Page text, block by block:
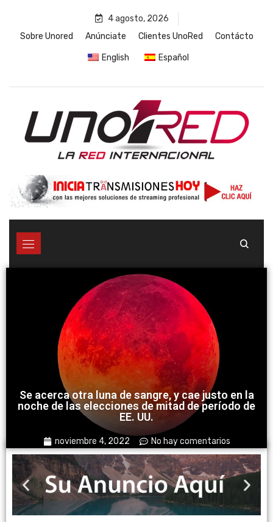
4 agosto, 2026
Sobre Unored
Anúnciate Clientes UnoRed Contácto
English Español
Se acerca otra luna de sangre, y cae justo en la
noche de las elecciones de mitad de período de
EE. UU.
noviembre 4, 2022 No hay comentarios